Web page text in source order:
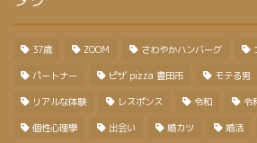
37歳 ZOOM さわやかハンバーグ
パートナー ピザ pizza 豊田市 モテる男
リアルな体験 レスポンス 令和 令
個性心理學 出会い 婚カツ 婚活